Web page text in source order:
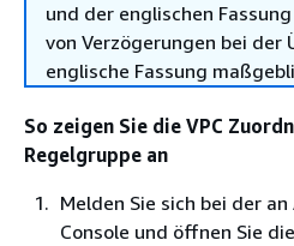
und der englischen
von Verzögerungen bei der
englische Fassung
So zeigen Sie die VPC
Regelgruppe an
Melden Sie sich bei der
Console und öffnen Sie